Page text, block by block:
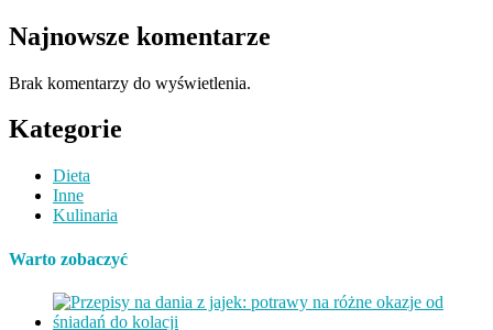
Najnowsze komentarze
Brak komentarzy do wyświetlenia.
Kategorie
Dieta
Inne
Kulinaria
Warto zobaczyć